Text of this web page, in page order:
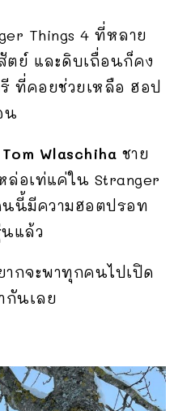
Things 4 ที่หลาย
ย์ และดิบเถื่อนก็คง
ที่คอยช่วยเหลือ ฮอป
น
Tom Wlaschiha ชาย
อเท่แค่ใน Stranger
นนี้มีความฮอตปรอท
แล้ว
ากจะพาทุกคนไปเปิด
กันเลย